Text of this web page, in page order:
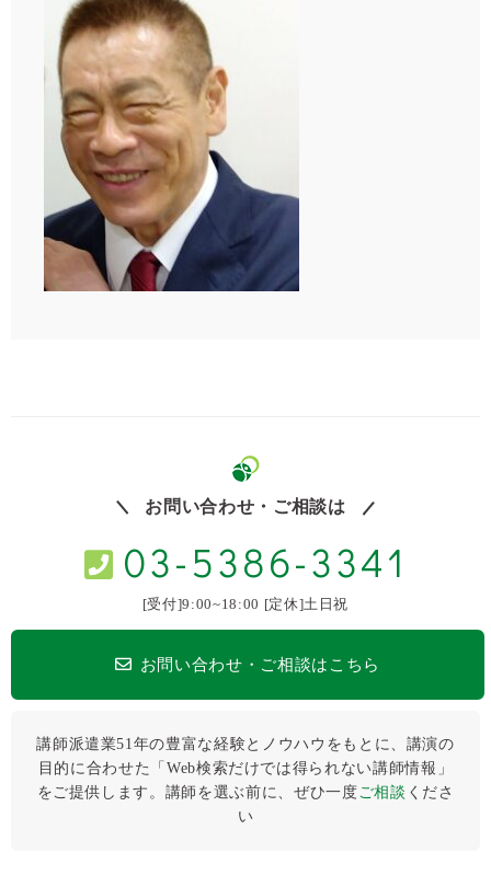
お問い合わせ・ご相談は
03-5386-3341
[受付]9:00~18:00 [定休]土日祝
お問い合わせ・ご相談はこちら
講師派遣業51年の豊富な経験とノウハウをもとに、講演の
目的に合わせた「Web検索だけでは得られない講師情報」
をご提供します。講師を選ぶ前に、ぜひ⼀度ご相談 くださ
い